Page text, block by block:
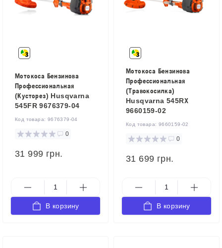
Мотокоса Бензинова
Профессиональная
(Кусторез) Husqvarna
545FR 9676379-04
Код товара: 9676379-04
0
31 999 грн.
В корзину
Мотокоса Бензинова
Профессиональная
(Травокосилка)
Husqvarna 545RХ
9660159-02
Код товара: 9660159-02
0
31 699 грн.
В корзину